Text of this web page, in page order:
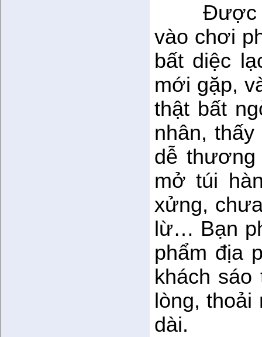
Được
vào chơi
bất diệc
mới gặp,
thật bất
nhân,
dễ
mở túi
xửng,
lừ… Bạn
phẩm địa
khách sáo
lòng, thoải
dài.